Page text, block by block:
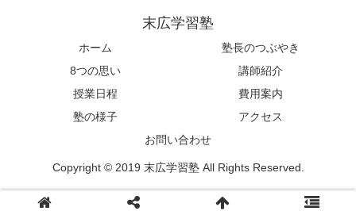
末広学習塾
ホーム
塾長のつぶやき
8つの思い
講師紹介
授業日程
費用案内
塾の様子
アクセス
お問い合わせ
Copyright © 2019 末広学習塾 All Rights Reserved.